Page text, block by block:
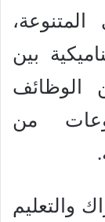
بين
الوظائف
من
والتعليم